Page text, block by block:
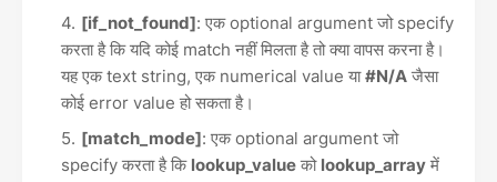
[if_not_found]: एक optional argument जो specify
करता है कि यदि कोई match नहीं मिलता है तो क्या वापस करना है।
यह एक text string, एक numerical value या#N/A जैसा
कोई error value हो सकता है।
[match_mode]: एक optional argument जो
specify करता है कि lookup_value को lookup_array में